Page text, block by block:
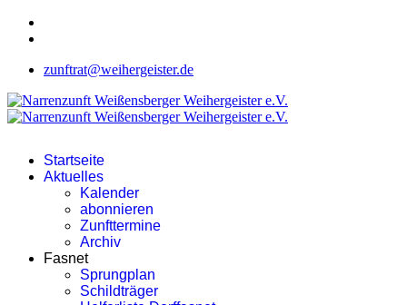
zunftrat@weihergeister.de
Startseite
Aktuelles
Kalender
abonnieren
Zunfttermine
Archiv
Fasnet
Sprungplan
Schildträger